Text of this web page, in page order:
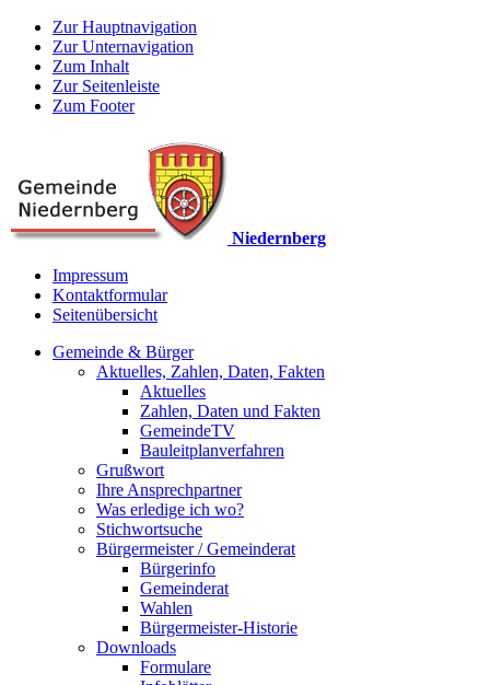
Zur Hauptnavigation
Zur Unternavigation
Zum Inhalt
Zur Seitenleiste
Zum Footer
Niedernberg
Impressum
Kontaktformular
Seitenübersicht
Gemeinde & Bürger
Aktuelles, Zahlen, Daten, Fakten
Aktuelles
Zahlen, Daten und Fakten
GemeindeTV
Bauleitplanverfahren
Grußwort
Ihre Ansprechpartner
Was erledige ich wo?
Stichwortsuche
Bürgermeister / Gemeinderat
Bürgerinfo
Gemeinderat
Wahlen
Bürgermeister-Historie
Downloads
Formulare